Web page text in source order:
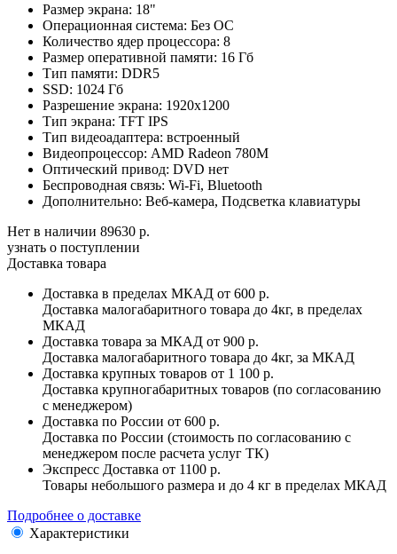
Размер экрана: 18"
Операционная система: Без ОС
Количество ядер процессора: 8
Размер оперативной памяти: 16 Гб
Тип памяти: DDR5
SSD: 1024 Гб
Разрешение экрана: 1920x1200
Тип экрана: TFT IPS
Тип видеоадаптера: встроенный
Видеопроцессор: AMD Radeon 780M
Оптический привод: DVD нет
Беспроводная связь: Wi-Fi, Bluetooth
Дополнительно: Веб-камера, Подсветка клавиатуры
Нет в наличии 89630 р.
узнать о поступлении
Доставка товара
Доставка в пределах МКАД от 600 р.
Доставка малогабаритного товара до 4кг, в пределах
МКАД
Доставка товара за МКАД от 900 р.
Доставка малогабаритного товара до 4кг, за МКАД
Доставка крупных товаров от 1 100 р.
Доставка крупногабаритных товаров (по согласованию
с менеджером)
Доставка по России от 600 р.
Доставка по России (стоимость по согласованию с
менеджером после расчета услуг ТК)
Экспресс Доставка от 1100 р.
Товары небольшого размера и до 4 кг в пределах МКАД
Подробнее о доставке
Характеристики